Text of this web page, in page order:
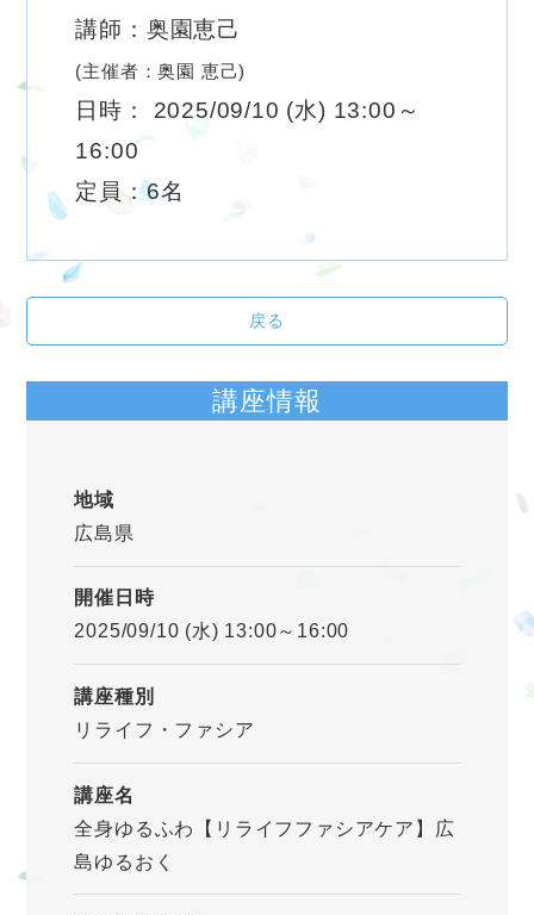
講師：奥園恵己
(主催者：奥園 恵己)
日時： 2025/09/10 (水) 13:00～
16:00
定員：6名
戻る
講座情報
地域
広島県
開催日時
2025/09/10 (水) 13:00～16:00
講座種別
リライフ・ファシア
講座名
全身ゆるふわ【リライフファシアケア】広
島ゆるおく